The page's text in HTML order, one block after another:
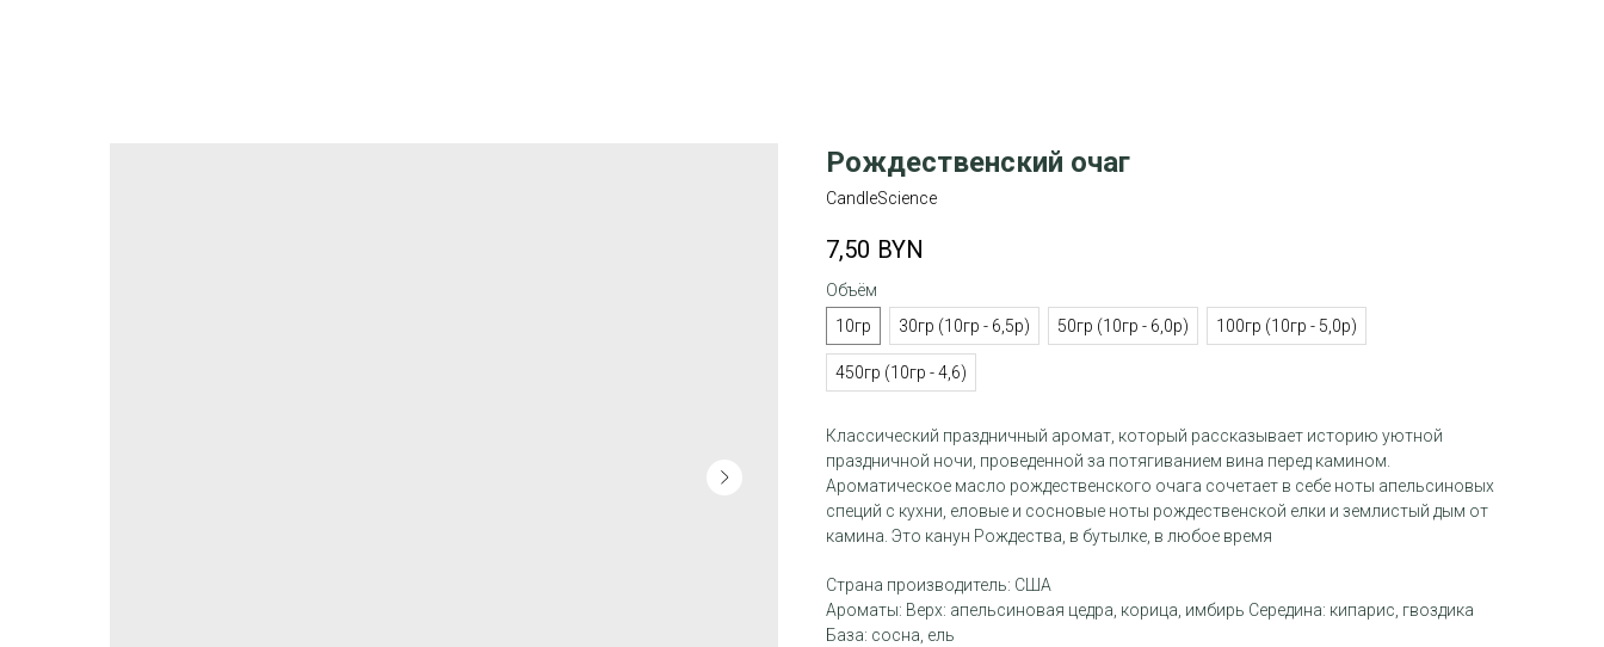
Рождественский очаг
CandleScience
7,50 BYN
Объём
10гр
30гр (10гр - 6,5р) 50гр (10гр - 6,0р) 100гр (10гр - 5,0р)
450гр (10гр - 4,6)
Классический праздничный аромат, который рассказывает историю уютной
праздничной ночи, проведенной за потягиванием вина перед камином.
Ароматическое масло рождественского очага сочетает в себе ноты апельсиновых
специй с кухни, еловые и сосновые ноты рождественской елки и землистый дым от
камина. Это канун Рождества, в бутылке, в любое время
Страна производитель: США
Ароматы: Верх: апельсиновая цедра, корица, имбирь Середина: кипарис, гвоздика
База: сосна, ель